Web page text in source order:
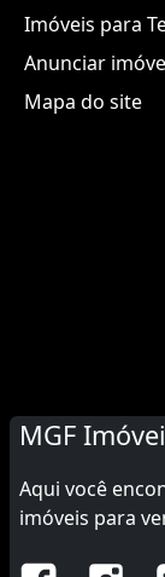
Imóveis para
Anunciar
Mapa do site
MGF
Aqui você
imóveis para